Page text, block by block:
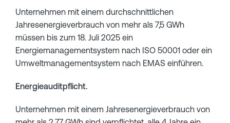
Unternehmen mit einem durchschnittlichen
Jahresenergieverbrauch von mehr als 7,5 GWh
müssen bis zum 18. Juli 2025 ein
Energiemanagementsystem nach ISO 50001 oder ein
Umweltmanagementsystem nach EMAS einführen.
Energieauditpflicht.
Unternehmen mit einem Jahresenergieverbrauch von